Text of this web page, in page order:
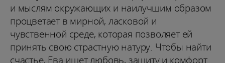
и мыслям окружающих и наилучшим образом
процветает в мирной, ласковой и
чувственной среде, которая позволяет ей
принять свою страстную натуру. Чтобы найти
счастье, Ева ищет любовь, защиту и комфорт